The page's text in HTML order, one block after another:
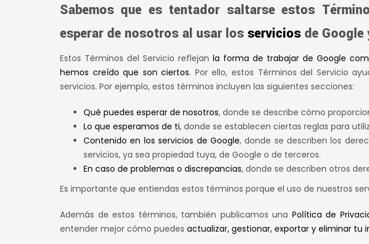
Sabemos que es tentador saltarse estos
esperar de nosotros al usar los servicios de
Estos Términos del Servicio reflejan la forma de trabajar de Google
hemos creído que son ciertos. Por ello, estos Términos del Servicio
servicios. Por ejemplo, estos términos incluyen las siguientes secciones:
Qué puedes esperar de nosotros, donde se describe cómo
Lo que esperamos de ti, donde se establecen ciertas reglas para
Contenido en los servicios de Google, donde se describen los
servicios, ya sea propiedad tuya, de Google o de terceros.
En caso de problemas o discrepancias, donde se describen otros
Es importante que entiendas estos términos porque el uso de nuestros
Además de estos términos, también publicamos una Política de
entender mejor cómo puedes actualizar, gestionar, exportar y eliminar tu